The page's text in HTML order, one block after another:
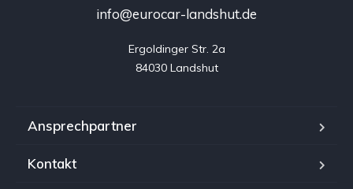
info@eurocar-landshut.de
Ergoldinger Str. 2a
84030 Landshut
Ansprechpartner
Kontakt